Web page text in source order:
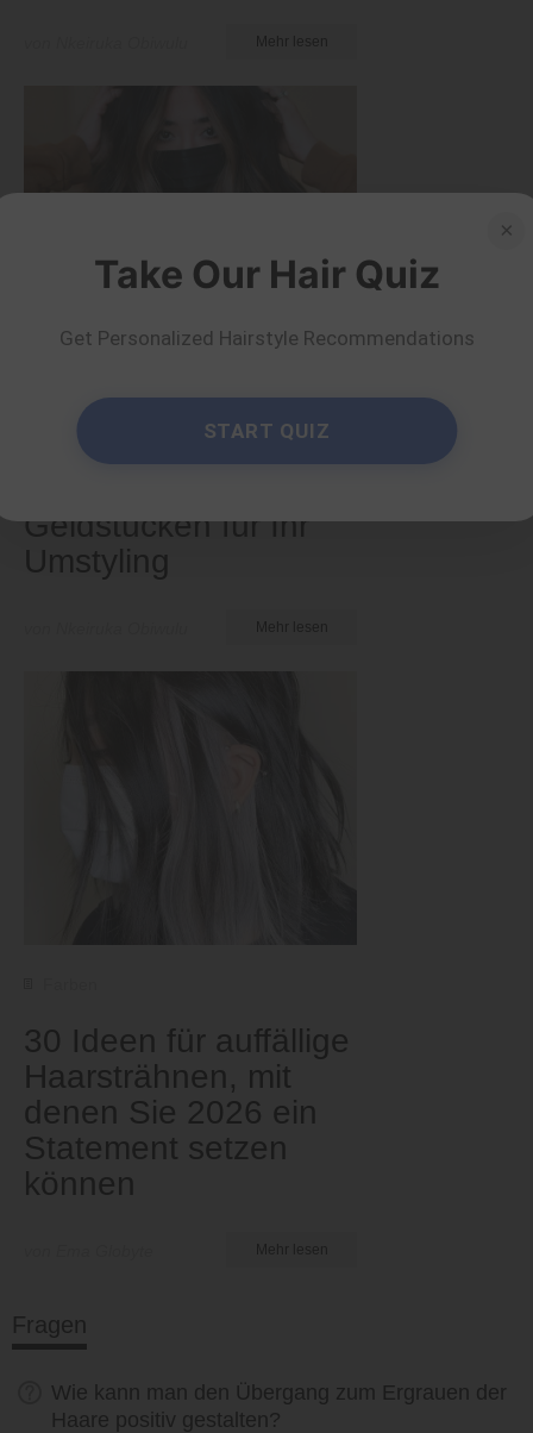
Farben
40 trendige Haar-
Geldstücken für Ihr
Umstyling
30 Ideen für auffällige
Haarsträhnen, mit
denen Sie 2026 ein
Statement setzen
können
Fragen
Wie kann man den Übergang zum Ergrauen der
Haare positiv gestalten?
×
Take Our Hair Quiz
Get Personalized Hairstyle Recommendations
START QUIZ